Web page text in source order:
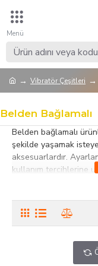
Vibratör Çeşitleri
Belden Bağlamalı
Belden bağlamalı
şekilde yaşamak
aksesuarlardır.
kullanım tercihlerine
setleri, kayışlı
vücut dostu
kullanım sağlar.
de çiftlerle etkileşimi
Belden bağlamalı